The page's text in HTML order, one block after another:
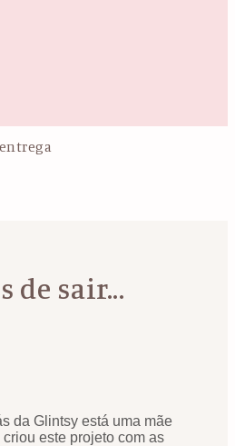
de sair...
da Glintsy está uma mãe
este projeto com as